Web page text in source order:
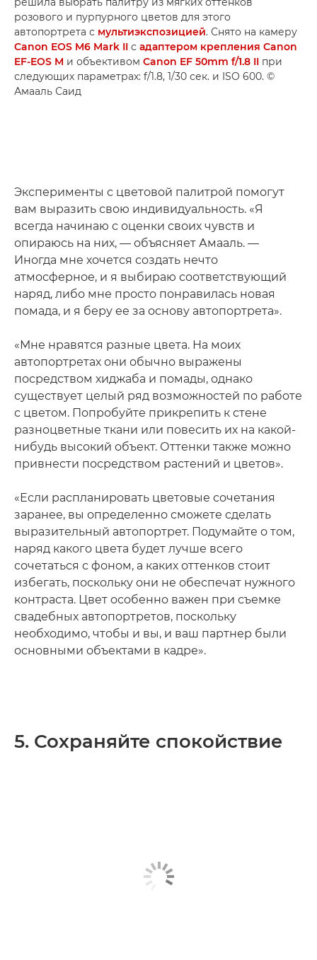
розового и пурпурного цветов для этого
автопортрета с мультиэкспозицией. Снято на камеру
Canon EOS M6 Mark II с адаптером крепления Canon
EF-EOS M и объективом Canon EF 50mm f/1.8 II при
следующих параметрах: f/1.8, 1/30 сек. и ISO 600. ©
Амааль Саид
Эксперименты с цветовой палитрой помогут
вам выразить свою индивидуальность. «Я
всегда начинаю с оценки своих чувств и
опираюсь на них, — объясняет Амааль. —
Иногда мне хочется создать нечто
атмосферное, и я выбираю соответствующий
наряд, либо мне просто понравилась новая
помада, и я беру ее за основу автопортрета».
«Мне нравятся разные цвета. На моих
автопортретах они обычно выражены
посредством хиджаба и помады, однако
существует целый ряд возможностей по работе
с цветом. Попробуйте прикрепить к стене
разноцветные ткани или повесить их на какой-
нибудь высокий объект. Оттенки также можно
привнести посредством растений и цветов».
«Если распланировать цветовые сочетания
заранее, вы определенно сможете сделать
выразительный автопортрет. Подумайте о том,
наряд какого цвета будет лучше всего
сочетаться с фоном, а каких оттенков стоит
избегать, поскольку они не обеспечат нужного
контраста. Цвет особенно важен при съемке
свадебных автопортретов, поскольку
необходимо, чтобы и вы, и ваш партнер были
основными объектами в кадре».
5. Сохраняйте спокойствие